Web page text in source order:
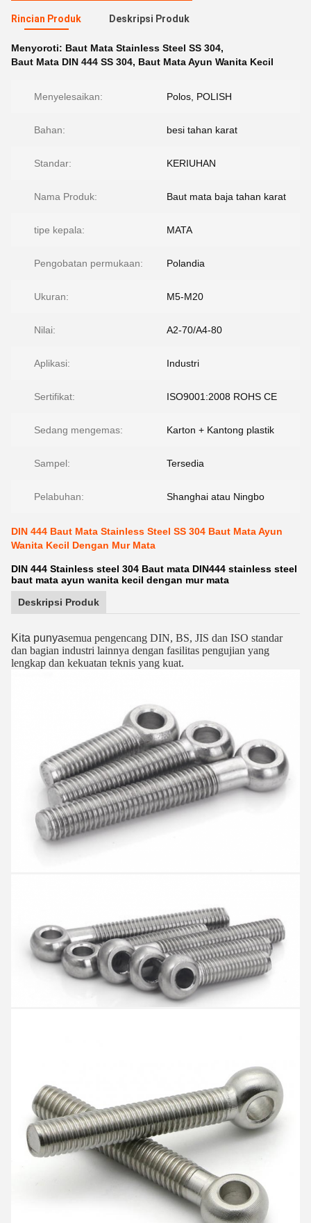
Rincian Produk Deskripsi Produk
Menyoroti: Baut Mata Stainless Steel SS 304,
Baut Mata DIN 444 SS 304, Baut Mata Ayun Wanita Kecil
Menyelesaikan: Polos, POLISH
Bahan: besi tahan karat
Standar: KERIUHAN
Nama Produk: Baut mata baja tahan karat
tipe kepala: MATA
Pengobatan permukaan: Polandia
Ukuran: M5-M20
Nilai: A2-70/A4-80
Aplikasi: Industri
Sertifikat: ISO9001:2008 ROHS CE
Sedang mengemas: Karton + Kantong plastik
Sampel: Tersedia
Pelabuhan: Shanghai atau Ningbo
DIN 444 Baut Mata Stainless Steel SS 304 Baut Mata Ayun
Wanita Kecil Dengan Mur Mata
DIN 444 Stainless steel 304 Baut mata DIN444 stainless steel
baut mata ayun wanita kecil dengan mur mata
Deskripsi Produk
Kita punyasemua pengencang DIN, BS, JIS dan ISO standar
dan bagian industri lainnya dengan fasilitas pengujian yang
lengkap dan kekuatan teknis yang kuat.